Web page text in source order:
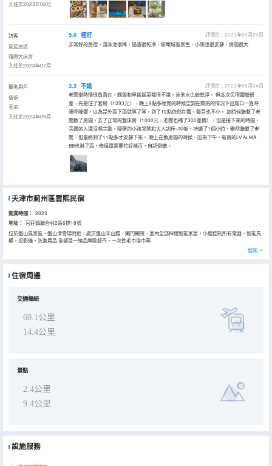
入住於2023年08月
訪客
家庭旅遊
雅緻大床房
入住於2023年07月
5.0 極好
評價於：2023年09月20日
非常好的民宿，游泳池很棒，過濾很乾凈，俯瞰城區景色，小院也很安靜，房間很大
匿名用戶
情侶
套房
入住於2023年09月
3.2 不錯
評價於：2023年09月04日
老闆很熱情很負責任，晚飯和早飯飯菜都很不錯，泳池水比較乾淨。 但本次民宿體驗很
差，先是住了套房（1293元），晚上9點多睡覺的時候空調在關閉的情況下出風口一直呼
隆呼隆響，以為是外面下雨就等了等，到了10點依然在響，聲音也不小。 這時候聯繫了老
闆換了房間，去了正常的雙床房（1000元，老闆也補了300差價），但是接下來的時間，
旁邊的人還沒唱完歌，隔壁的小孩哭鬧和大人訓斥+吵架，持續了1個小時，雖然聯繫了老
闆，但最終到了11點多才安靜下來。 晚上在換房間的時候，因為下午，新買的LV ALMA
BB也淋了雨，修復還需要花好幾百，自認倒黴。
天津市薊州區雲熙民宿
開業時間： 2023
地址：
官莊鎮聯合村2區6排18號
位於盤山風景區、盤山滑雪場附近，處於盤山半山腰，獨門獨院，室內全部採用智能家居，小度控制所有電器，智能馬
桶，投影儀，洗漱用品 全部是一線品牌歐舒丹，一次性毛巾浴巾等
展開
住宿周邊
交通樞紐
60.1公里
14.4公里
景點
2.4公里
9.4公里
設施服務